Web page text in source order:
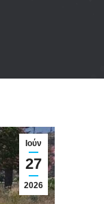
Ιούν
27
2026